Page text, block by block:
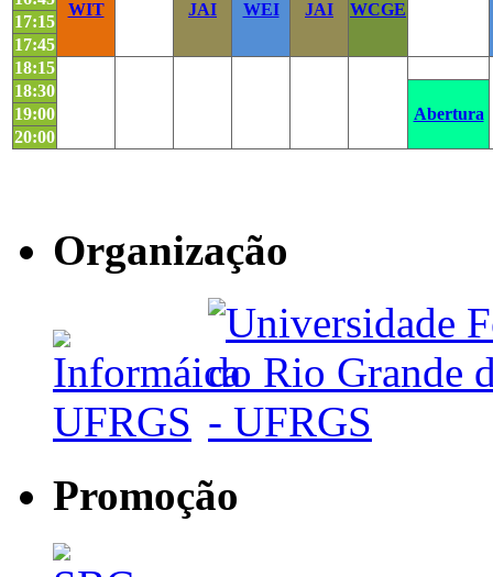
WIT JAI WEI JAI WCGE
17:15
17:45
18:15
18:30
Abertura
19:00
20:00
Organização
Promoção